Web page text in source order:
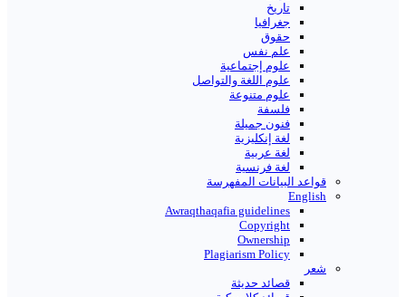
تاريخ
جغرافيا
حقوق
علم نفس
علوم إجتماعية
علوم اللغة والتواصل
علوم متنوعة
فلسفة
فنون جميلة
لغة إنكليزية
لغة عربية
لغة فرنسية
قواعد البیانات المفهرسة
English
Awraqthaqafia guidelines
Copyright
Ownership
Plagiarism Policy
شعر
قصائد حديثة